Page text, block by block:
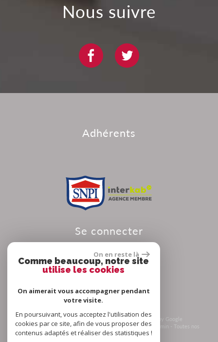
nous suivre
adhérents
se connecter
© 2026 | Tous droits réservés | Traduction powered by Google
Plan du site- Mentions légales- Nos honoraires-Liens- Admin - Toutes nos
annonces-Politique RGPD
On en reste là
Comme beaucoup, notre site
utilise les cookies
On aimerait vous accompagner pendant
votre visite.
En poursuivant, vous acceptez l'utilisation des
cookies par ce site, afin de vous proposer des
contenus adaptés et réaliser des statistiques !